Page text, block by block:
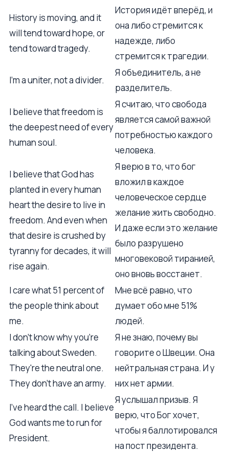
History is moving, and it
will tend toward hope, or
tend toward tragedy.
История идёт вперёд, и
она либо стремится к
надежде, либо
стремится к трагедии.
I'm a uniter, not a divider.
Я объединитель, а не
разделитель.
I believe that freedom is
the deepest need of every
human soul.
Я считаю, что свобода
является самой важной
потребностью каждого
человека.
I believe that God has
planted in every human
heart the desire to live in
freedom. And even when
that desire is crushed by
tyranny for decades, it will
rise again.
Я верю в то, что бог
вложил в каждое
человеческое сердце
желание жить свободно.
И даже если это желание
было разрушено
многовековой тиранией,
оно вновь восстанет.
I care what 51 percent of
the people think about
me.
Мне всё равно, что
думает обо мне 51%
людей.
I don't know why you're
talking about Sweden.
They're the neutral one.
They don't have an army.
Я не знаю, почему вы
говорите о Швеции. Она
нейтральная страна. И у
них нет армии.
I've heard the call. I believe
God wants me to run for
President.
Я услышал призыв. Я
верю, что Бог хочет,
чтобы я баллотировался
на пост президента.